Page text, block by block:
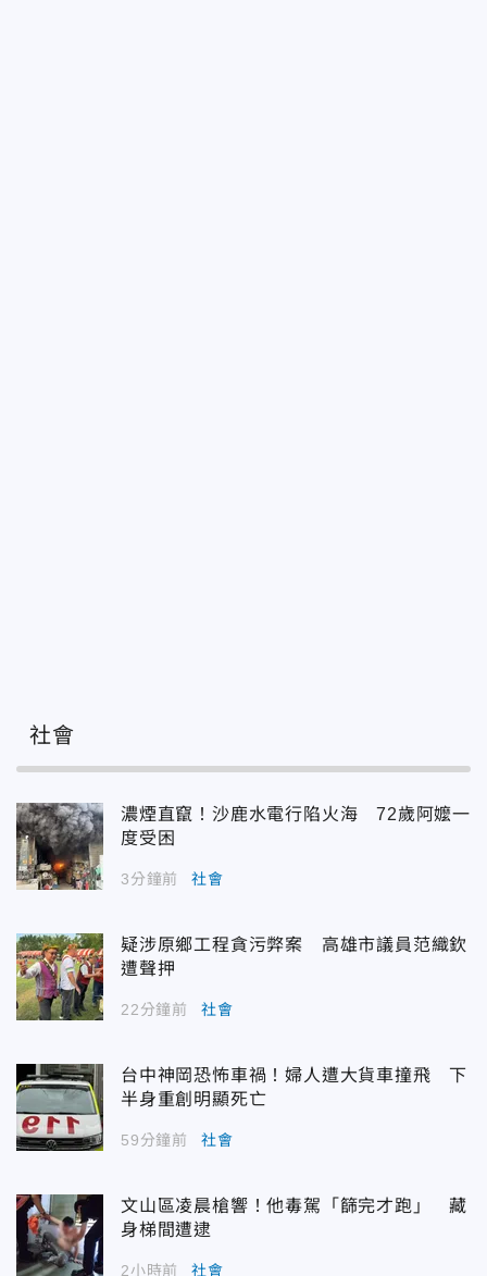
社會
濃煙直竄！沙鹿水電行陷火海 72歲阿嬤一
度受困
3分鐘前 社會
疑涉原鄉工程貪污弊案 高雄市議員范織欽
遭聲押
22分鐘前 社會
台中神岡恐怖車禍！婦人遭大貨車撞飛 下
半身重創明顯死亡
59分鐘前 社會
文山區凌晨槍響！他毒駕「篩完才跑」 藏
身梯間遭逮
2小時前 社會